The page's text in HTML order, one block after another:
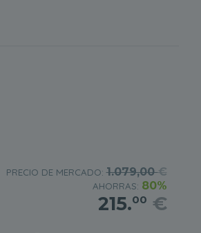
PRECIO DE MERCADO:1.079,00€
AHORRAS: 80%
215.00 €